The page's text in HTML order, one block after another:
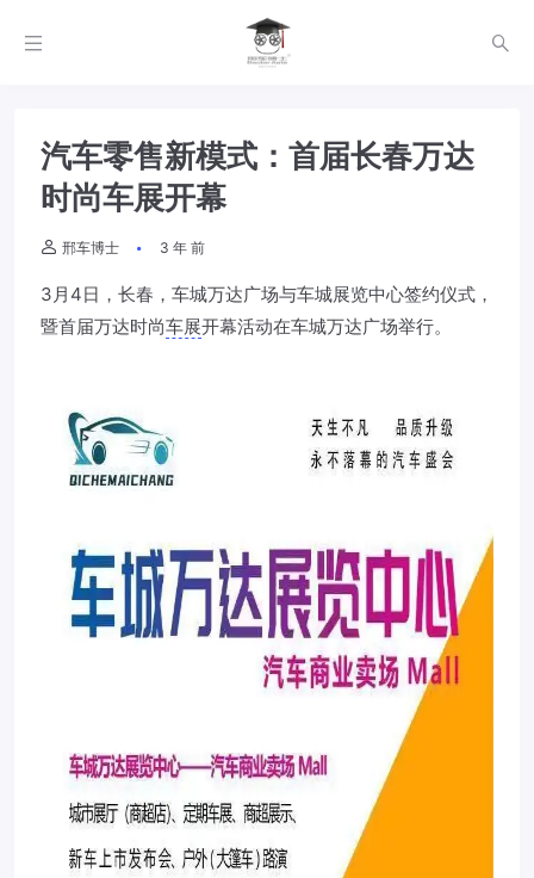
汽车零售新模式：首届长春万达
时尚车展开幕
邢车博士 3 年 前
3月4日，长春，车城万达广场与车城展览中心签约仪式，
暨首届万达时尚车展开幕活动在车城万达广场举行。